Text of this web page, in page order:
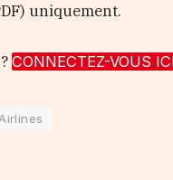
uniquement.
CONNECTEZ-VOUS